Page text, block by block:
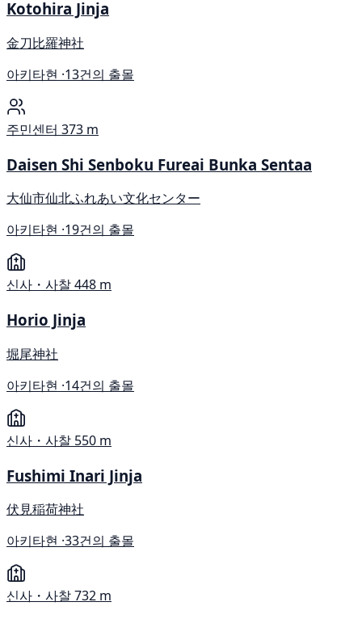
Kotohira Jinja
金刀比羅神社
아키타현 ·13건의 출몰
주민센터 373 m
Daisen Shi Senboku Fureai Bunka Sentaa
大仙市仙北ふれあい文化センター
아키타현 ·19건의 출몰
신사・사찰448 m
Horio Jinja
堀尾神社
아키타현 ·14건의 출몰
신사・사찰 550 m
Fushimi Inari Jinja
伏見稲荷神社
아키타현 ·33건의 출몰
신사・사찰732 m